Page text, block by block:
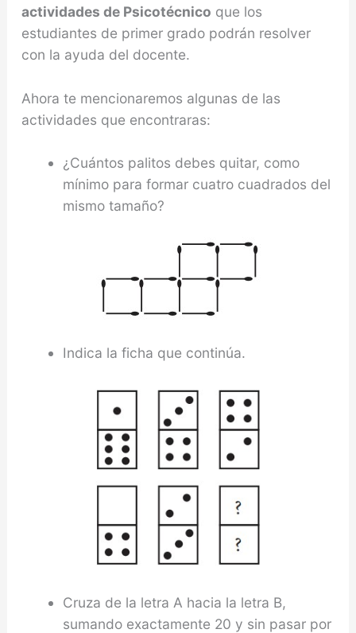
actividades de Psicotécnico que los
estudiantes de primer grado podrán resolver
con la ayuda del docente.
Ahora te mencionaremos algunas de las
actividades que encontraras:
¿Cuántos palitos debes quitar, como
mínimo para formar cuatro cuadrados del
mismo tamaño?
Indica la ficha que continúa.
Cruza de la letra A hacia la letra B,
sumando exactamente 20 y sin pasar por